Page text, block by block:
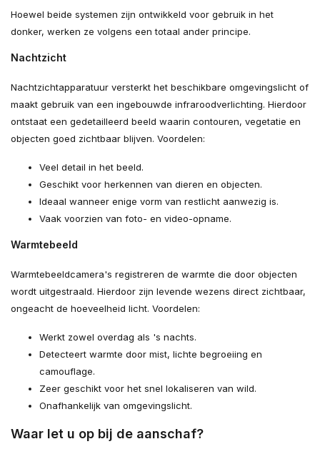
Hoewel beide systemen zijn ontwikkeld voor gebruik in het
donker, werken ze volgens een totaal ander principe.
Nachtzicht
Nachtzichtapparatuur versterkt het beschikbare omgevingslicht of
maakt gebruik van een ingebouwde infraroodverlichting. Hierdoor
ontstaat een gedetailleerd beeld waarin contouren, vegetatie en
objecten goed zichtbaar blijven. Voordelen:
Veel detail in het beeld.
Geschikt voor herkennen van dieren en objecten.
Ideaal wanneer enige vorm van restlicht aanwezig is.
Vaak voorzien van foto- en video-opname.
Warmtebeeld
Warmtebeeldcamera's registreren de warmte die door objecten
wordt uitgestraald. Hierdoor zijn levende wezens direct zichtbaar,
ongeacht de hoeveelheid licht. Voordelen:
Werkt zowel overdag als 's nachts.
Detecteert warmte door mist, lichte begroeiing en
camouflage.
Zeer geschikt voor het snel lokaliseren van wild.
Onafhankelijk van omgevingslicht.
Waar let u op bij de aanschaf?